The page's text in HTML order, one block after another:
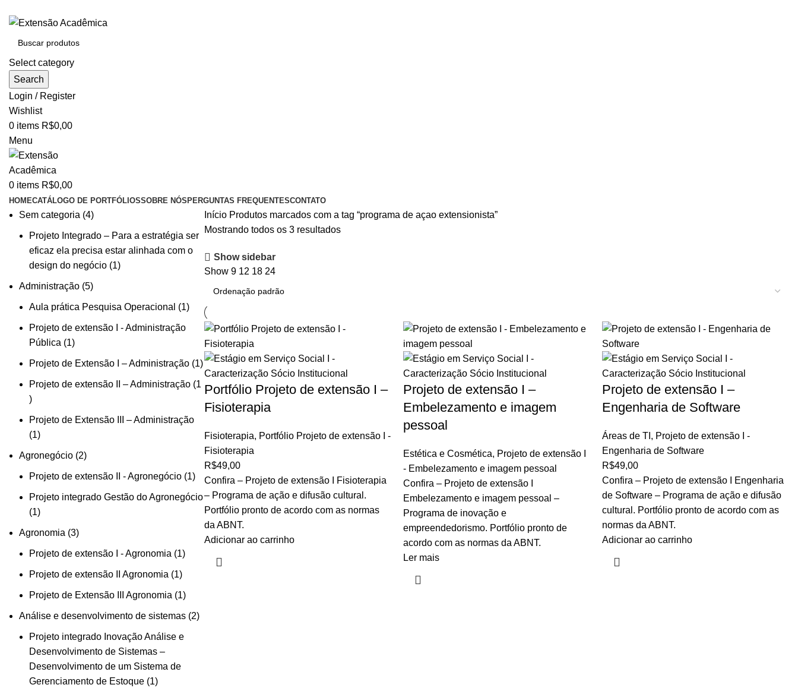
Select category
Search
Login / Register
Wishlist
0 items R$0,00
Menu
0 items R$0,00
HOMECATÁLOGO DE PORTFÓLIOSSOBRE NÓS PERGUNTAS FREQUENTESCONTATO
Sem categoria 4
Projeto Integrado – Para a estratégia ser
eficaz ela precisa estar alinhada com o
design do negócio 1
Administração 5
Aula prática Pesquisa Operacional 1
Projeto de extensão I - Administração
Pública
1
Projeto de Extensão I – Administração 1
Projeto de extensão II – Administração 1
Projeto de Extensão III – Administração
1
Agronegócio 2
Projeto de extensão II - Agronegócio 1
Projeto integrado Gestão do Agronegócio
1
Agronomia 3
Projeto de extensão I - Agronomia 1
Projeto de extensão II Agronomia 1
Projeto de Extensão III Agronomia 1
Análise e desenvolvimento de sistemas 2
Projeto integrado Inovação Análise e
Desenvolvimento de Sistemas –
Desenvolvimento de um Sistema de
Gerenciamento de Estoque 1
Início Produtos marcados com a tag “programa de açao extensionista”
Mostrando todos os 3 resultados
Show sidebar
Show 9 12 18 24
Portfólio Projeto de extensão I –
Fisioterapia
Fisioterapia, Portfólio Projeto de extensão I -
Fisioterapia
R$49,00
Confira – Projeto de extensão I Fisioterapia
– Programa de ação e difusão cultural.
Portfólio pronto de acordo com as normas
da ABNT.
Adicionar ao carrinho
Projeto de extensão I –
Embelezamento e imagem
pessoal
Estética e Cosmética, Projeto de extensão I
- Embelezamento e imagem pessoal
Confira – Projeto de extensão I
Embelezamento e imagem pessoal –
Programa de inovação e
empreendedorismo. Portfólio pronto de
acordo com as normas da ABNT.
Ler mais
Projeto de extensão I –
Engenharia de Software
Áreas de TI , Projeto de extensão I -
Engenharia de Software
R$49,00
Confira – Projeto de extensão I Engenharia
de Software – Programa de ação e difusão
cultural. Portfólio pronto de acordo com as
normas da ABNT.
Adicionar ao carrinho